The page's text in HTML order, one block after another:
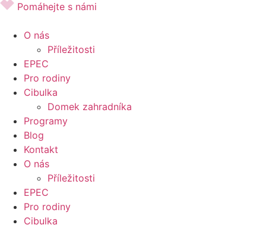
Pomáhejte s námi
O nás
Příležitosti
EPEC
Pro rodiny
Cibulka
Domek zahradníka
Programy
Blog
Kontakt
O nás
Příležitosti
EPEC
Pro rodiny
Cibulka